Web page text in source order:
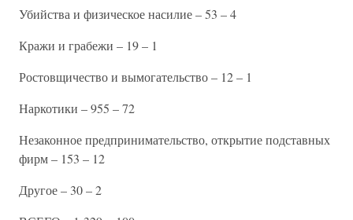
Убийства и физическое насилие – 53 – 4
Кражи и грабежи – 19 – 1
Ростовщичество и вымогательство – 12 – 1
Наркотики – 955 – 72
Незаконное предпринимательство, открытие подставных
фирм – 153 – 12
Другое – 30 – 2